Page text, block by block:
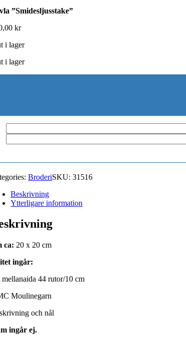
”Smidesljusstake”
kr
i lager
i lager
BroderiSKU:31516
Beskrivning
Ytterligare information
ca: 20 x 20 cm
ingår:
44 rutor/10 cm
Moulinegarn
och nål
ingår ej.